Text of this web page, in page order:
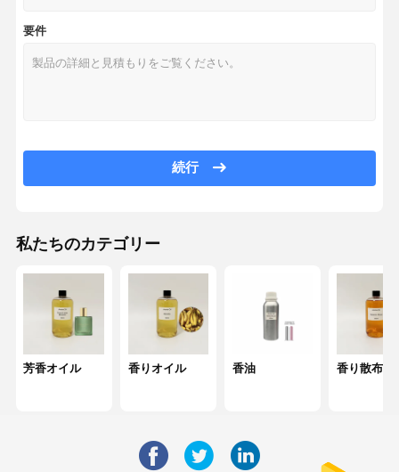
芳香オイル
香りオイル
要件
続行
私たちのカテゴリー
芳香オイル 香りオイル 香油 香り散布油